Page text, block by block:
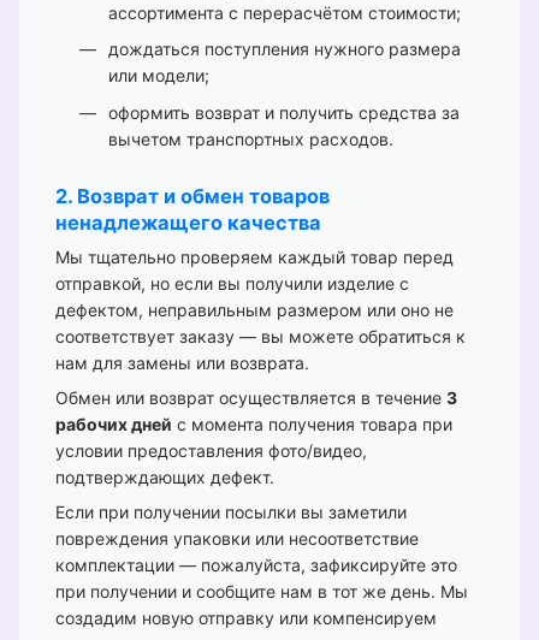
ассортимента с перерасчётом стоимости;
дождаться поступления нужного размера
или модели;
оформить возврат и получить средства за
вычетом транспортных расходов.
2. Возврат и обмен товаров
ненадлежащего качества
Мы тщательно проверяем каждый товар перед
отправкой, но если вы получили изделие с
дефектом, неправильным размером или оно не
соответствует заказу — вы можете обратиться к
нам для замены или возврата.
Обмен или возврат осуществляется в течение 3
рабочих дней с момента получения товара при
условии предоставления фото/видео,
подтверждающих дефект.
Если при получении посылки вы заметили
повреждения упаковки или несоответствие
комплектации — пожалуйста, зафиксируйте это
при получении и сообщите нам в тот же день. Мы
создадим новую отправку или компенсируем